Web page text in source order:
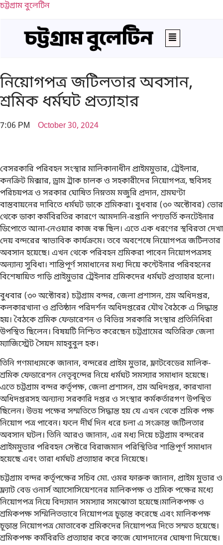
চট্টগ্রাম বুলেটিন
নিয়োগপত্র জটিলতার অবসান,
শ্রমিক ধর্মঘট প্রত্যাহার
7:06 PM October 30, 2024
বেসরকারি পরিবহন সংস্থার মালিকানাধীন প্রাইমমুভার, ট্রেইলার,
কনক্রিট মিক্সার, ড্রাম ট্রাক চালক ও সহকারীদের নিয়োগপত্র, ছবিসহ
পরিচয়পত্র ও সরকার ঘোষিত নিম্নতম মজুরি প্রদান, শ্রমঘণ্টা
বাস্তবায়নের দাবিতে ধর্মঘট ডাকে শ্রমিকরা। বুধবার (৩০ অক্টোবর) ভোর
থেকে ডাকা কর্মবিরতির কারণে আমদানি-রপ্তানি পণ্যভর্তি কনটেইনার
ডিপোতে আনা-নেওয়ার কাজ বন্ধ ছিল। এতে এক ধরণের স্থবিরতা দেখা
দেয় বন্দরের স্বাভাবিক কার্যক্রমে। তবে অবশেষে নিয়োগপত্র জটিলতার
অবসান হয়েছে। এখন থেকে পরিবহন শ্রমিকরা পাবেন নিয়োগপত্রসহ
অন্যান্য সুবিধা। শান্তিপূর্ণ সমাধানের মধ্য দিয়ে কন্টেইনার পরিবহনের
বিশেষায়িত গাড়ি প্রাইমুভার ট্রেইলার শ্রমিকদের ধর্মঘট প্রত্যাহার হলো।
বুধবার (৩০ অক্টোবর) চট্টগ্রাম বন্দর, জেলা প্রশাসন, শ্রম অধিদপ্তর,
কলকারখানা ও প্রতিষ্ঠান পরিদর্শন অধিদপ্তরের যৌথ বৈঠকে এ সিদ্ধান্ত
হয়। বৈঠকে শ্রমিক ফেডারেশন ও বিভিন্ন সরকারি সংস্থার প্রতিনিধিরা
উপস্থিত ছিলেন। বিষয়টি নিশ্চিত করেছেন চট্টগ্রামের অতিরিক্ত জেলা
ম্যাজিস্ট্রেট সৈয়দ মাহবুবুল হক।
তিনি গণমাধ্যমকে জানান, বন্দরের প্রাইম মুভার, ফ্লাটবেডের মালিক-
শ্রমিক ফেডারেশন নেতৃবৃন্দের নিয়ে ধর্মঘট সমস্যার সমাধান হয়েছে।
এতে চট্টগ্রাম বন্দর কর্তৃপক্ষ, জেলা প্রশাসন, শ্রম অধিদপ্তর, কারখানা
অধিদপ্তরসহ অন্যান্য সরকারি দপ্তর ও সংস্থার কর্মকর্তারগণ উপস্থিত
ছিলেন। উভয় পক্ষের সম্মতিতে সিদ্ধান্ত হয় যে এখন থেকে শ্রমিক পক্ষ
নিয়োগ পত্র পাবেন। ফলে দীর্ঘ দিন ধরে চলা এ সংক্রান্ত জটিলতার
অবসান ঘটল। তিনি আরও জানান, এর মধ্য দিয়ে চট্টগ্রাম বন্দরের
প্রাইমমুভার পরিবহন সেক্টরে বিরাজমান পরিস্থিতির শান্তিপূর্ণ সমাধান
হয়েছে এবং তারা ধর্মঘট প্রত্যাহার করে নিয়েছে।
চট্টগ্রাম বন্দর কর্তৃপক্ষের সচিব মো. ওমর ফারুক জানান, প্রাইম মুভার ও
ফ্ল্যাট বেড ওনার্স অ্যাসোসিয়েশনের মালিকপক্ষ ও শ্রমিক পক্ষের মধ্যে
নিয়োগপত্র নিয়ে বিদ্যমান সমস্যার সমঝোতা হয়েছে।মালিকপক্ষ ও
শ্রমিকপক্ষ সম্মিলিতভাবে নিয়োগপত্র চূড়ান্ত করেছে এবং মালিকপক্ষ
চূড়ান্ত নিয়োগপত্র মোতাবেক শ্রমিকদের নিয়োগপত্র দিতে সম্মত হয়েছে।
শ্রমিকপক্ষ কর্মবিরতি প্রত্যাহার করে কাজে যোগদানের ঘোষণা দিয়েছে।